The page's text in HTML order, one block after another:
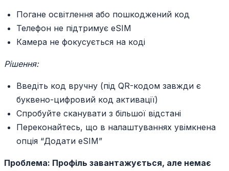
Погане освітлення або пошкоджений код
Телефон не підтримує eSIM
Камера не фокусується на коді
Рішення:
Введіть код вручну (під QR-кодом завжди є
буквено-цифровий код активації)
Спробуйте сканувати з більшої відстані
Переконайтесь, що в налаштуваннях увімкнена
опція “Додати eSIM”
Проблема: Профіль завантажується, але немає